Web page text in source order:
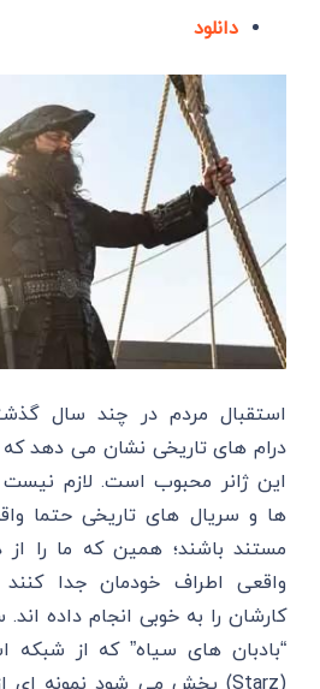
دانلود
استقبال مردم در چند سال
درام های تاریخی نشان می دهد که
این ژانر محبوب است. لازم نیست
ها و سریال های تاریخی حتما
مستند باشند؛ همین که ما را از
واقعی اطراف خودمان جدا کنند
کارشان را به خوبی انجام داده اند.
“بادبان های سیاه” که از شبکه